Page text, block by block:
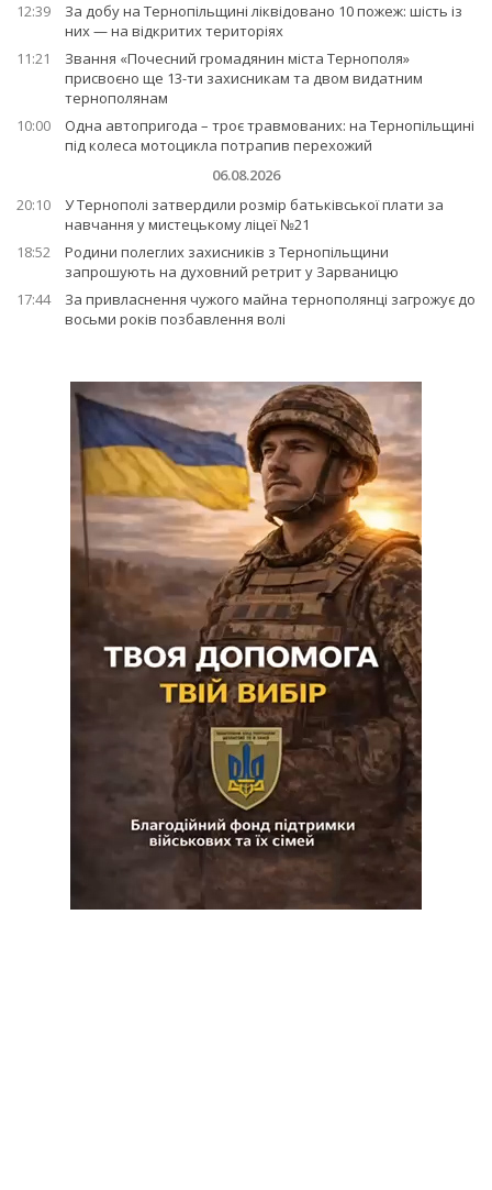
12:39
За добу на Тернопільщині ліквідовано 10 пожеж: шість із
них — на відкритих територіях
11:21
Звання «Почесний громадянин міста Тернополя»
присвоєно ще 13-ти захисникам та двом видатним
тернополянам
10:00
Одна автопригода – троє травмованих: на Тернопільщині
під колеса мотоцикла потрапив перехожий
06.08.2026
20:10
У Тернополі затвердили розмір батьківської плати за
навчання у мистецькому ліцеї №21
18:52
Родини полеглих захисників з Тернопільщини
запрошують на духовний ретрит у Зарваницю
17:44
За привласнення чужого майна тернополянці загрожує до
восьми років позбавлення волі